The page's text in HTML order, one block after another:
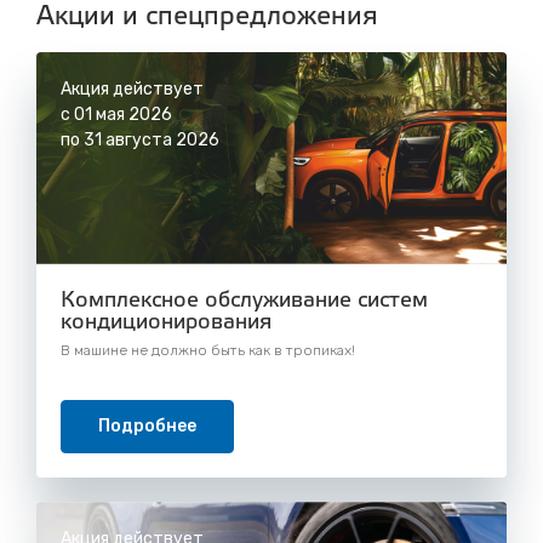
Акции и спецпредложения
Акция действует
с 01 мая 2026
по 31 августа 2026
Комплексное обслуживание систем
кондиционирования
В машине не должно быть как в тропиках!
Подробнее
Акция действует